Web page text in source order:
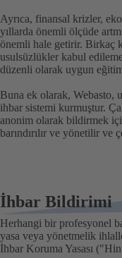
Ayrıca, finansal krizler,
yıllarda önemli ölçüde
önemli hale getirir. Birkaç
usulsüzlükler kabul
düzenli olarak uygun
Buna ek olarak, Webasto,
ihbar sistemi kurmuştur.
anonim olarak bildirmek
barındırılır ve yönetilir ve
İhbar Bildirimi
Herhangi bir profesyonel
yasa veya yönetmelik
İhbar Koruma Yasası